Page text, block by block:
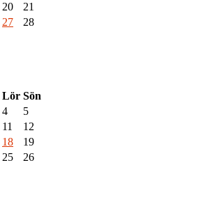
20
21
27
28
Lör Sön
4
5
11
12
18
19
25
26